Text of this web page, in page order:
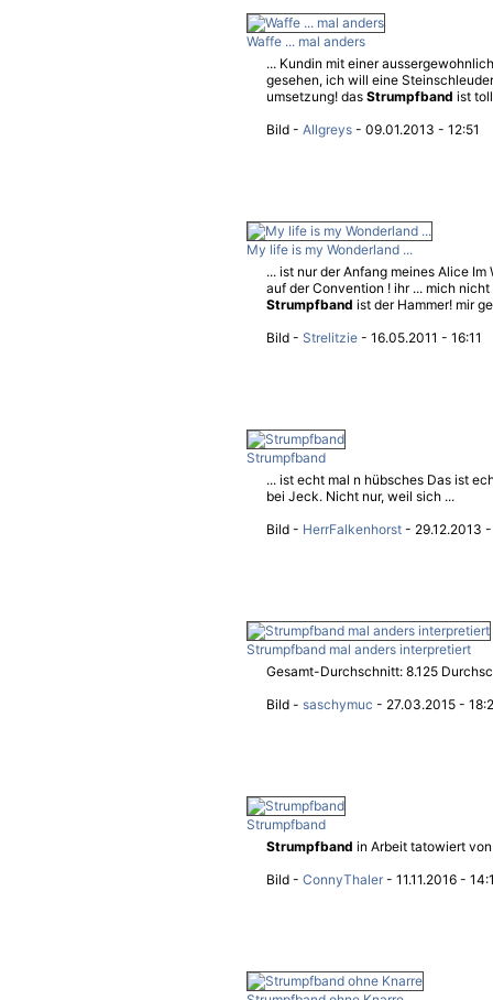
Waffe ... mal anders
... Kundin mit einer
gesehen, ich will eine
umsetzung! das Strumpfband ist
Bild - Allgreys - 09.01.2013 - 12:51
My life is my Wonderland ...
... ist nur der Anfang meines Alice
auf der Convention ! ihr ... mich
Strumpfband ist der Hammer! mir
Bild - Strelitzie - 16.05.2011 - 16:11
Strumpfband
... ist echt mal n hübsches Das ist
bei Jeck. Nicht nur, weil sich ...
Bild - HerrFalkenhorst - 29.12.2013
Strumpfband mal anders interpretiert
Gesamt-Durchschnitt: 8.125
Bild - saschymuc - 27.03.2015 -
Strumpfband
Strumpfband in Arbeit tatowiert
Bild - ConnyThaler - 11.11.2016 -